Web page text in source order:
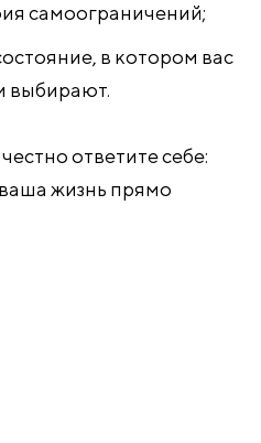
самоограничений;
в котором вас
выбирают.
ответите себе:
жизнь прямо